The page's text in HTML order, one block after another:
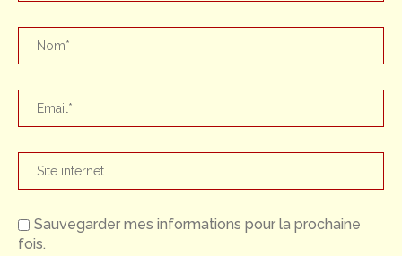
Sauvegarder mes informations pour la prochaine
fois.